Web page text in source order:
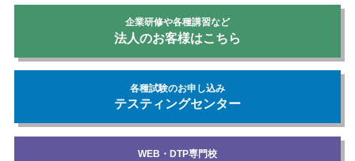
企業研修や各種講習など
法人のお客様はこちら
各種試験のお申し込み
テスティングセンター
WEB・DTP専門校